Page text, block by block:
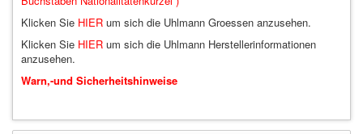
Klicken Sie HIER um sich die Uhlmann Groessen anzusehen.
Klicken Sie HIER um sich die Uhlmann Herstellerinformationen
anzusehen.
Warn,-und Sicherheitshinweise